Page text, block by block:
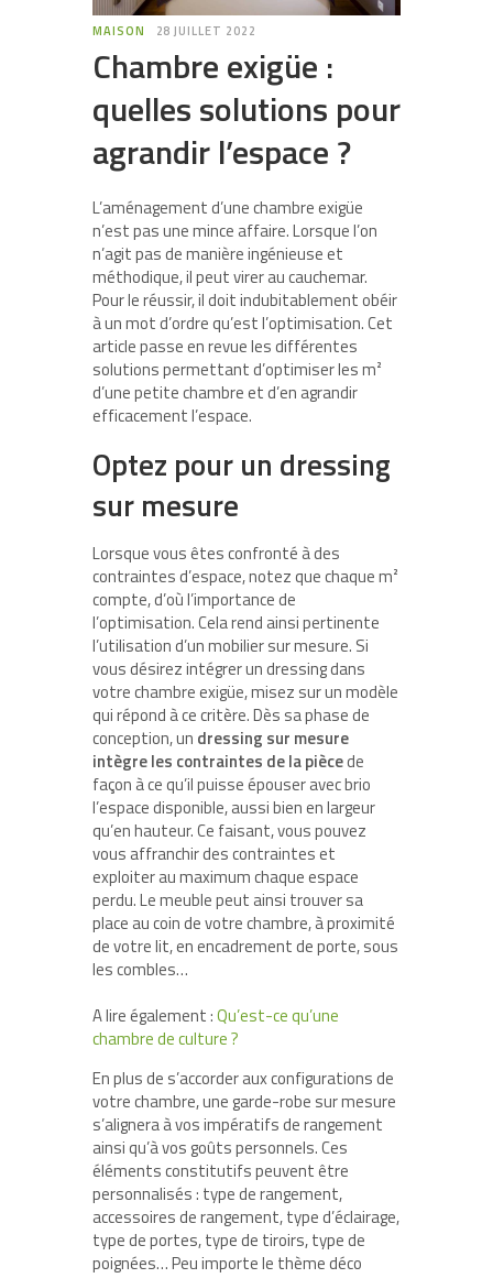
MAISON 28 JUILLET 2022
Chambre exigüe :
quelles solutions pour
agrandir l’espace ?
L’aménagement d’une chambre exigüe
n’est pas une mince affaire. Lorsque l’on
n’agit pas de manière ingénieuse et
méthodique, il peut virer au cauchemar.
Pour le réussir, il doit indubitablement obéir
à un mot d’ordre qu’est l’optimisation. Cet
article passe en revue les différentes
solutions permettant d’optimiser les m²
d’une petite chambre et d’en agrandir
efficacement l’espace.
Optez pour un dressing
sur mesure
Lorsque vous êtes confronté à des
contraintes d’espace, notez que chaque m²
compte, d’où l’importance de
l’optimisation. Cela rend ainsi pertinente
l’utilisation d’un mobilier sur mesure. Si
vous désirez intégrer un dressing dans
votre chambre exigüe, misez sur un modèle
qui répond à ce critère. Dès sa phase de
conception, un dressing sur mesure
intègre les contraintes de la piècede
façon à ce qu’il puisse épouser avec brio
l’espace disponible, aussi bien en largeur
qu’en hauteur. Ce faisant, vous pouvez
vous affranchir des contraintes et
exploiter au maximum chaque espace
perdu. Le meuble peut ainsi trouver sa
place au coin de votre chambre, à proximité
de votre lit, en encadrement de porte, sous
les combles…
A lire également :Qu’est-ce qu’une
chambre de culture ?
En plus de s’accorder aux configurations de
votre chambre, une garde-robe sur mesure
s’alignera à vos impératifs de rangement
ainsi qu’à vos goûts personnels. Ces
éléments constitutifs peuvent être
personnalisés : type de rangement,
accessoires de rangement, type d’éclairage,
type de portes, type de tiroirs, type de
poignées… Peu importe le thème déco